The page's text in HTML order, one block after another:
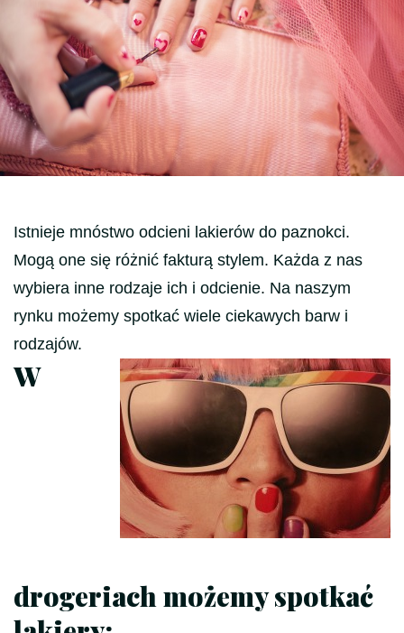
Istnieje mnóstwo odcieni lakierów do paznokci.
Mogą one się różnić fakturą stylem. Każda z nas
wybiera inne rodzaje ich i odcienie. Na naszym
rynku możemy spotkać wiele ciekawych barw i
rodzajów.
W
drogeriach możemy spotkać